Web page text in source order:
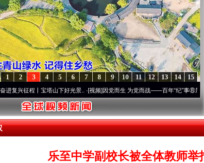
15
14
13
12
11
10
9
8
7
6
5
4
3
2
1
丨宝塔山下好光景..·[视频]因党而生 为党而战——百年“纪”事⑧加强纪律..·[视频]
乐至中学副校长被全体教师举